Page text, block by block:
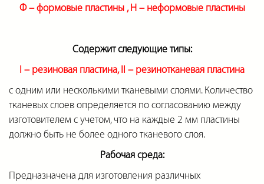
Ф – формовые пластины , Н –неформовые пластины
Содержит следующие типы:
I – резиновая пластина, II – резинотканевая пластина
с одним или несколькими тканевыми слоями. Количество
тканевых слоев определяется по согласованию между
изготовителем с учетом, что на каждые 2 мм пластины
должно быть не более одного тканевого слоя.
Рабочая среда:
Предназначена для изготовления различных